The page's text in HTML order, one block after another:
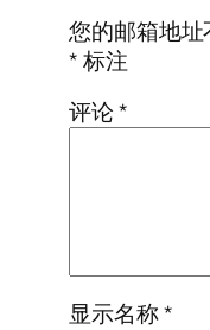
您的邮箱地址
*标注
评论*
显示名称*